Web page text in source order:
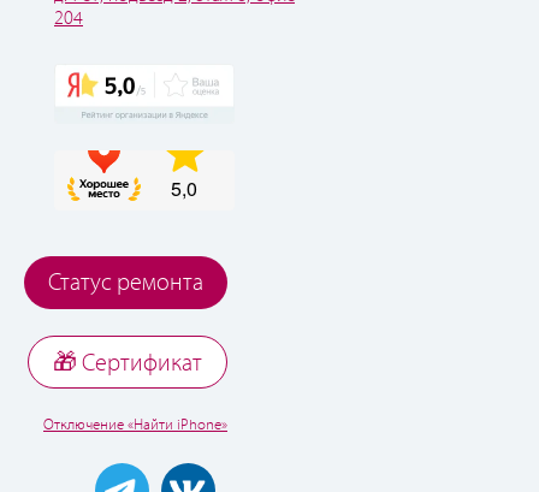
204
Статус ремонта
🎁 Cертификат
Отключение «Найти iPhone»